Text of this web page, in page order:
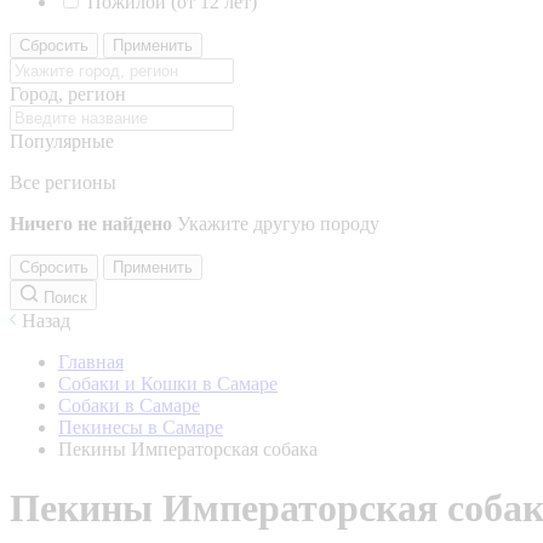
Сбросить Применить
Город, регион
Популярные
Все регионы
Ничего не найдено Укажите другую породу
Сбросить
Применить
Поиск
Назад
Главная
Собаки и Кошки в Самаре
Собаки в Самаре
Пекинесы в Самаре
Пекины Императорская собака
Пекины Императорская